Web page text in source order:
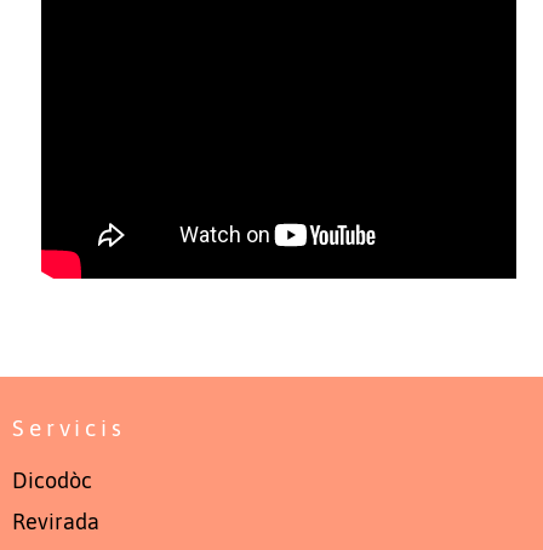
Servicis
Dicodòc
Revirada